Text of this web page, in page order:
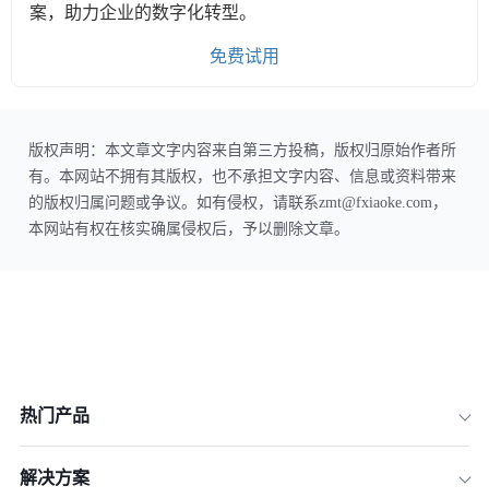
案，助力企业的数字化转型。
免费试用
版权声明：本文章文字内容来自第三方投稿，版权归原始作者所
有。本网站不拥有其版权，也不承担文字内容、信息或资料带来
的版权归属问题或争议。如有侵权，请联系zmt@fxiaoke.com，
本网站有权在核实确属侵权后，予以删除文章。
热门产品
解决方案